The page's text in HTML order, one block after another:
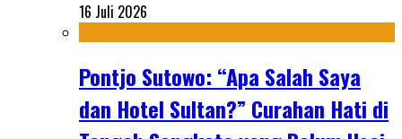
16 Juli 2026
Pontjo Sutowo: “Apa Salah Saya
dan Hotel Sultan?” Curahan Hati di